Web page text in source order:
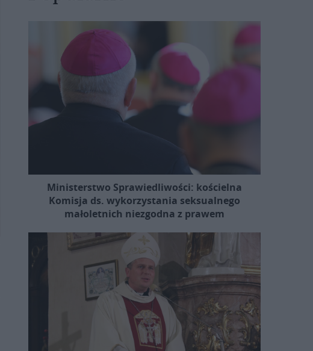
Ministerstwo Sprawiedliwości: kościelna
Komisja ds. wykorzystania seksualnego
małoletnich niezgodna z prawem